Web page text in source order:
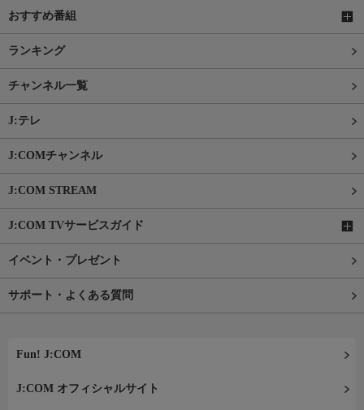
おすすめ番組
ランキング
チャンネル一覧
J:テレ
J:COMチャンネル
J:COM STREAM
J:COM TVサービスガイド
イベント・プレゼント
サポート・よくある質問
Fun! J:COM
J:COM オフィシャルサイト